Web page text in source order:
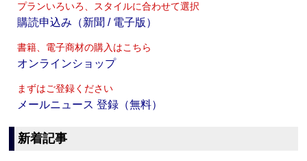
プランいろいろ、スタイルに合わせて選択
購読申込み（新聞 / 電子版）
書籍、電子商材の購入はこちら
オンラインショップ
まずはご登録ください
メールニュース 登録（無料）
新着記事